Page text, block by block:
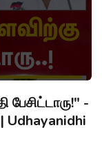
பேசிட்டாரு!" -
Udhayanidhi